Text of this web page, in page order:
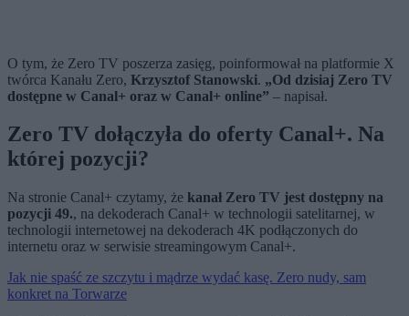
O tym, że Zero TV poszerza zasięg, poinformował na platformie X
twórca Kanału Zero, Krzysztof Stanowski. „Od dzisiaj Zero TV
dostępne w Canal+ oraz w Canal+ online” – napisał.
Zero TV dołączyła do oferty Canal+. Na
której pozycji?
Na stronie Canal+ czytamy, że kanał Zero TV jest dostępny na
pozycji 49., na dekoderach Canal+ w technologii satelitarnej, w
technologii internetowej na dekoderach 4K podłączonych do
internetu oraz w serwisie streamingowym Canal+.
Jak nie spaść ze szczytu i mądrze wydać kasę. Zero nudy, sam
konkret na Torwarze